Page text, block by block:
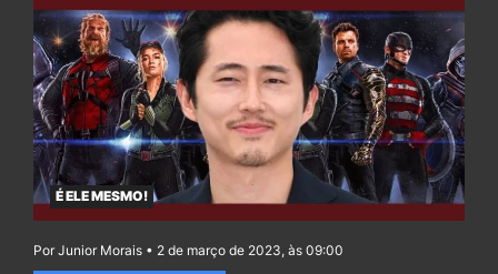
É ELE MESMO!
Por Junior Morais • 2 de março de 2023, às 09:00